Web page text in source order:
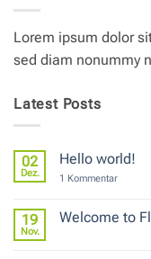
Lorem ipsum dolor
sed diam nonummy
Latest Posts
02
Dez.
Hello world!
1 Kommentarzu
19
Nov.
Welcome to